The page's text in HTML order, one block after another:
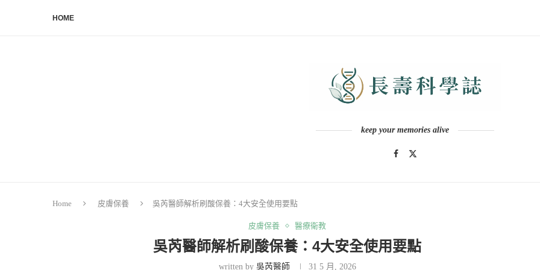
HOME
keep your memories alive
Home 皮膚保養 吳芮醫師解析刷酸保養：4大安全使用要點
皮膚保養 醫療衛教
吳芮醫師解析刷酸保養：4大安全使用要點
written by 吳芮醫師 31 5 月, 2026